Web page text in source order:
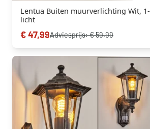
Lentua Buiten muurverlichting Wit, 1-
licht
€ 47,99Adviesprijs:€ 59,99